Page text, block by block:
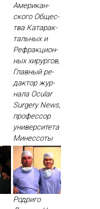
Аме­рикан­
ско­го Об­щес­
тва Ка­тарак­
таль­ных и
Реф­ракци­он­
ных хи­рур­гов,
Глав­ный ре­
дак­тор жур­
на­ла Ocular
Surgery News,
про­фес­сор
уни­вер­си­тета
Ми­нес­со­ты
Родриго